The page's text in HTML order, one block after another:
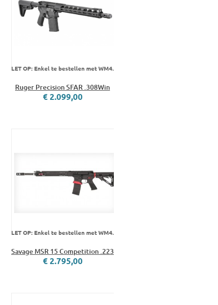
Ruger Precision SFAR .308Win
€ 2.099,00
LET OP: Enkel te bestellen met WM4.
Savage MSR 15 Competition .223
€ 2.795,00
LET OP: Enkel te bestellen met WM4.